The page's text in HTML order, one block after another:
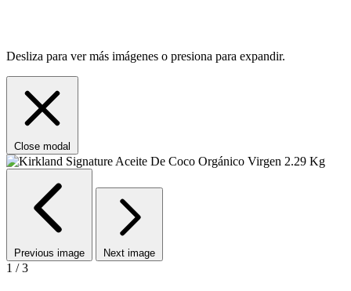
Desliza para ver más imágenes o presiona para expandir.
Close modal
Previous image Next image
1 / 3